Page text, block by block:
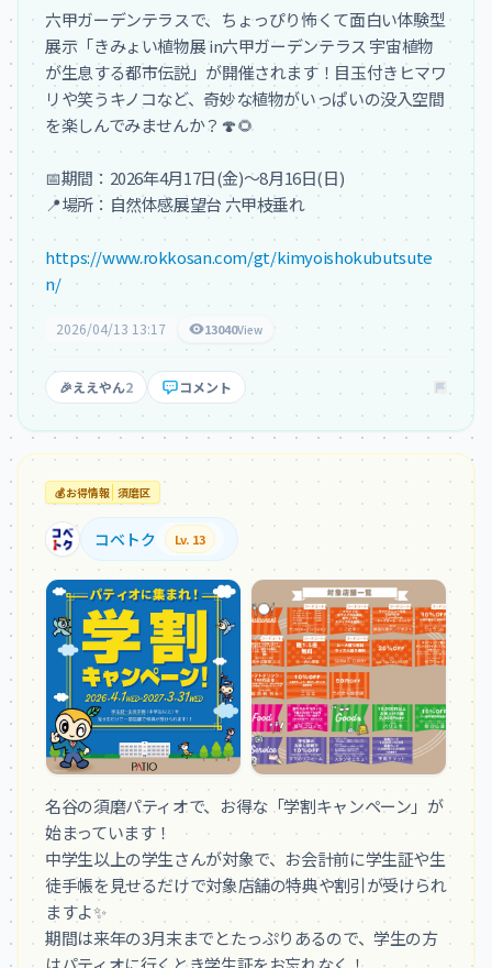
六甲ガーデンテラスで、ちょっぴり怖くて面白い体験型
展示「きみょい植物展 in六甲ガーデンテラス 宇宙植物
が生息する都市伝説」が開催されます！目玉付きヒマワ
リや笑うキノコなど、奇妙な植物がいっぱいの没入空間
を楽しんでみませんか？🍄🌻
📅期間：2026年4月17日(金)～8月16日(日)
📍場所：自然体感展望台 六甲枝垂れ
https://www.rokkosan.com/gt/kimyoishokubutsute
n/
2026/04/13 13:17 13040View
🎉ええやん2 コメント
💰お得情報 須磨区
コベトク Lv. 13
名谷の須磨パティオで、お得な「学割キャンペーン」が
始まっています！
中学生以上の学生さんが対象で、お会計前に学生証や生
徒手帳を見せるだけで対象店舗の特典や割引が受けられ
ますよ✨
期間は来年の3月末までとたっぷりあるので、学生の方